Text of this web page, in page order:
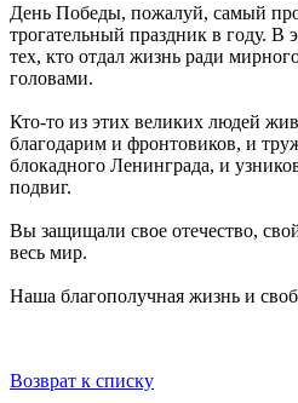
День Победы, пожалуй, самый
трогательный праздник в году. В
тех, кто отдал жизнь ради
головами.
Кто-то из этих великих людей
благодарим и фронтовиков, и
блокадного Ленинграда, и
подвиг.
Вы защищали свое отечество,
весь мир.
Наша благополучная жизнь и
Возврат к списку